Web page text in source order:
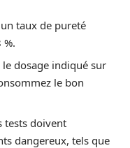
taux de pureté
dosage indiqué sur
le bon
tests doivent
dangereux, tels que